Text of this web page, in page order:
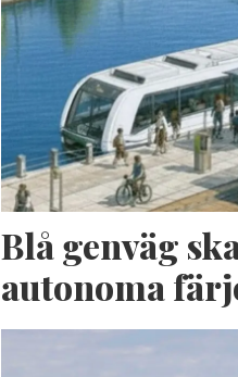
Blå genväg
autonoma